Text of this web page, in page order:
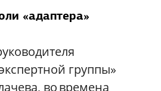
«адаптера»
группы»
во времена